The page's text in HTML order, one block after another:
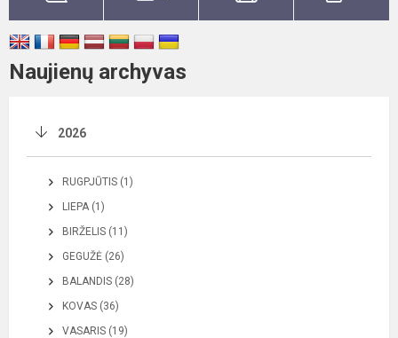
Naujienų archyvas
2026
RUGPJŪTIS (1)
LIEPA (1)
BIRŽELIS (11)
GEGUŽĖ (26)
BALANDIS (28)
KOVAS (36)
VASARIS (19)